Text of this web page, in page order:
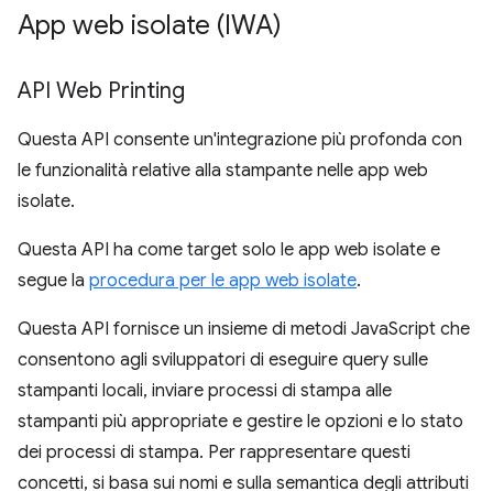
App web isolate (IWA)
API Web Printing
Questa API consente un'integrazione più profonda con
le funzionalità relative alla stampante nelle app web
isolate.
Questa API ha come target solo le app web isolate e
segue la procedura per le app web isolate.
Questa API fornisce un insieme di metodi JavaScript che
consentono agli sviluppatori di eseguire query sulle
stampanti locali, inviare processi di stampa alle
stampanti più appropriate e gestire le opzioni e lo stato
dei processi di stampa. Per rappresentare questi
concetti, si basa sui nomi e sulla semantica degli attributi